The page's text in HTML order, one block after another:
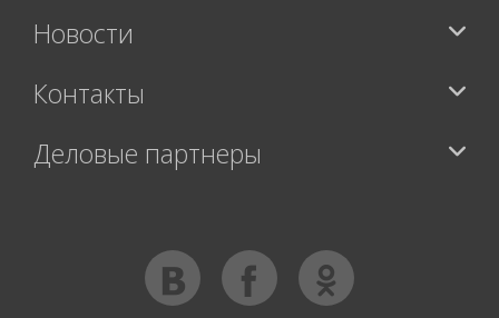
Новости
Контакты
Деловые партнеры